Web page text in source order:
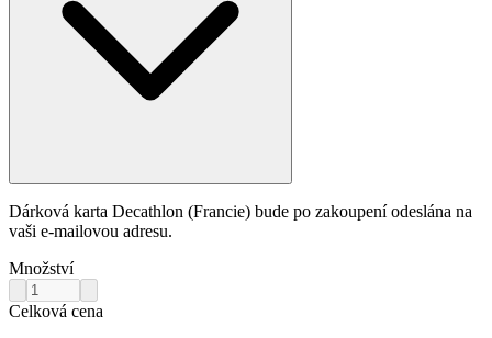
Dárková karta Decathlon (Francie) bude po zakoupení odeslána na
vaši e-mailovou adresu.
Množství
Celková cena